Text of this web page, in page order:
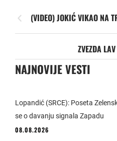
(VIDEO) JOKIĆ VIKAO NA
ZVEZDA
NAJNOVIJE VESTI
Lopandić (SRCE): Poseta
se o davanju signala Zapadu
08.08.2026